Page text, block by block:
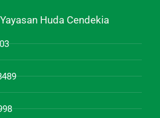
Huda Cendekia